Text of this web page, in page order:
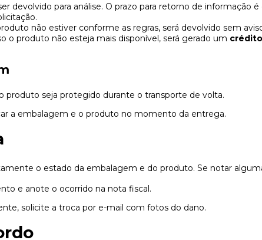
devolvido para análise. O prazo para retorno de informação é
não estiver conforme as regras, será devolvido sem
o produto não esteja mais disponível, será gerado um
produto seja protegido durante o transporte de volta.
a embalagem e o produto no momento da entrega.
o estado da embalagem e do produto. Se notar
e anote o ocorrido na nota fiscal.
solicite a troca por e-mail com fotos do dano.